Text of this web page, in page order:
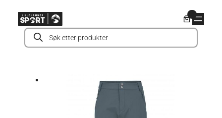
innholdProducts
search